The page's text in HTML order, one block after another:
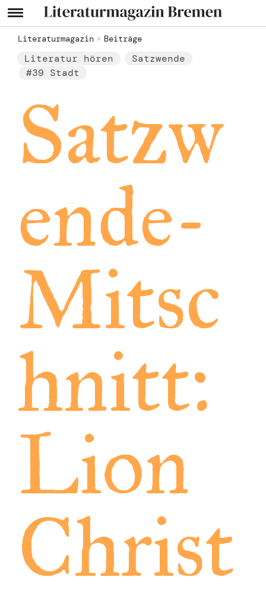
Literaturmagazin Beiträge
Literatur hören
Satzwende
#39 Stadt
Satzw
ende-
Mitsc
hnitt:
Lion
Christ